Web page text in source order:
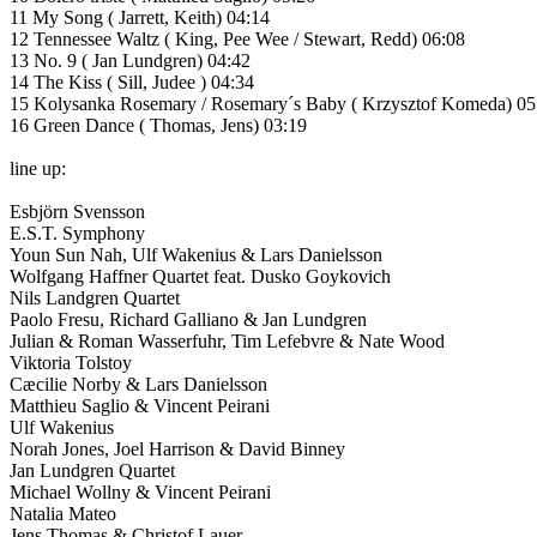
11 My Song ( Jarrett, Keith) 04:14
12 Tennessee Waltz ( King, Pee Wee / Stewart, Redd) 06:08
13 No. 9 ( Jan Lundgren) 04:42
14 The Kiss ( Sill, Judee ) 04:34
15 Kolysanka Rosemary / Rosemary´s Baby ( Krzysztof Komeda)
16 Green Dance ( Thomas, Jens) 03:19
line up:
Esbjörn Svensson
E.S.T. Symphony
Youn Sun Nah, Ulf Wakenius & Lars Danielsson
Wolfgang Haffner Quartet feat. Dusko Goykovich
Nils Landgren Quartet
Paolo Fresu, Richard Galliano & Jan Lundgren
Julian & Roman Wasserfuhr, Tim Lefebvre & Nate Wood
Viktoria Tolstoy
Cæcilie Norby & Lars Danielsson
Matthieu Saglio & Vincent Peirani
Ulf Wakenius
Norah Jones, Joel Harrison & David Binney
Jan Lundgren Quartet
Michael Wollny & Vincent Peirani
Natalia Mateo